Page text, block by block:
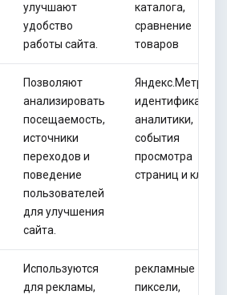
улучшают
удобство
работы сайта.
каталога,
сравнение
товаров
Позволяют
анализировать
посещаемость,
источники
переходов и
поведение
пользователей
для улучшения
сайта.
Яндекс.Метрика,
идентификаторы
аналитики,
события
просмотра
страниц и кликов
Используются
для рекламы,
рекламные
пиксели,